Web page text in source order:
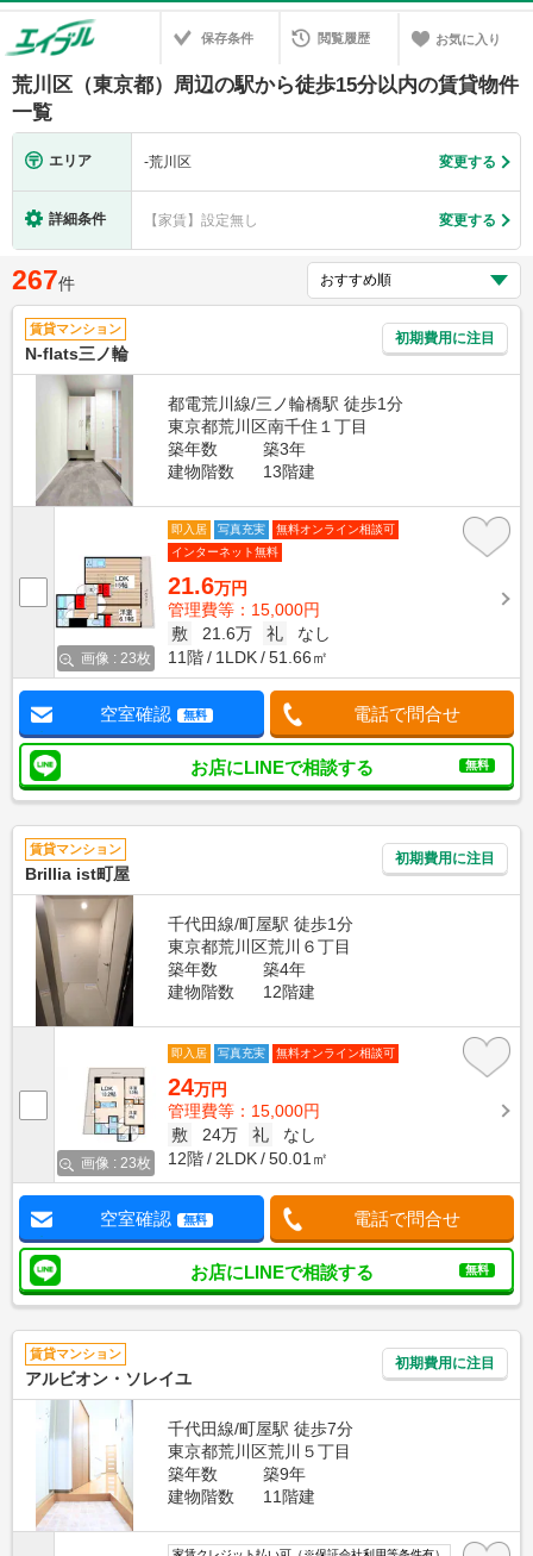
保存条件 閲覧履歴 お気に入り
荒川区（東京都）周辺の駅から徒歩15分以内の賃貸物件
一覧
エリア -荒川区 変更する
詳細条件 【家賃】設定無し 変更する
267件
賃貸マンション
N-flats三ノ輪
初期費用に注目
都電荒川線/三ノ輪橋駅 徒歩1分
東京都荒川区南千住１丁目
築年数
築3年
建物階数
13階建
画像 : 23枚
即入居 写真充実
無料オンライン相談可
インターネット無料
21.6万円
管理費等：15,000円
敷
21.6万 礼
なし
11階
1LDK 51.66㎡
空室確認 無料 電話で問合せ
お店にLINEで相談する 無料
賃貸マンション
Brillia ist町屋
初期費用に注目
千代田線/町屋駅 徒歩1分
東京都荒川区荒川６丁目
築年数
築4年
建物階数
12階建
画像 : 23枚
即入居 写真充実 無料オンライン相談可
24万円
管理費等：15,000円
敷
24万 礼
なし
12階
2LDK 50.01㎡
空室確認 無料 電話で問合せ
お店にLINEで相談する 無料
賃貸マンション
アルビオン・ソレイユ
初期費用に注目
千代田線/町屋駅 徒歩7分
東京都荒川区荒川５丁目
築年数
築9年
建物階数
11階建